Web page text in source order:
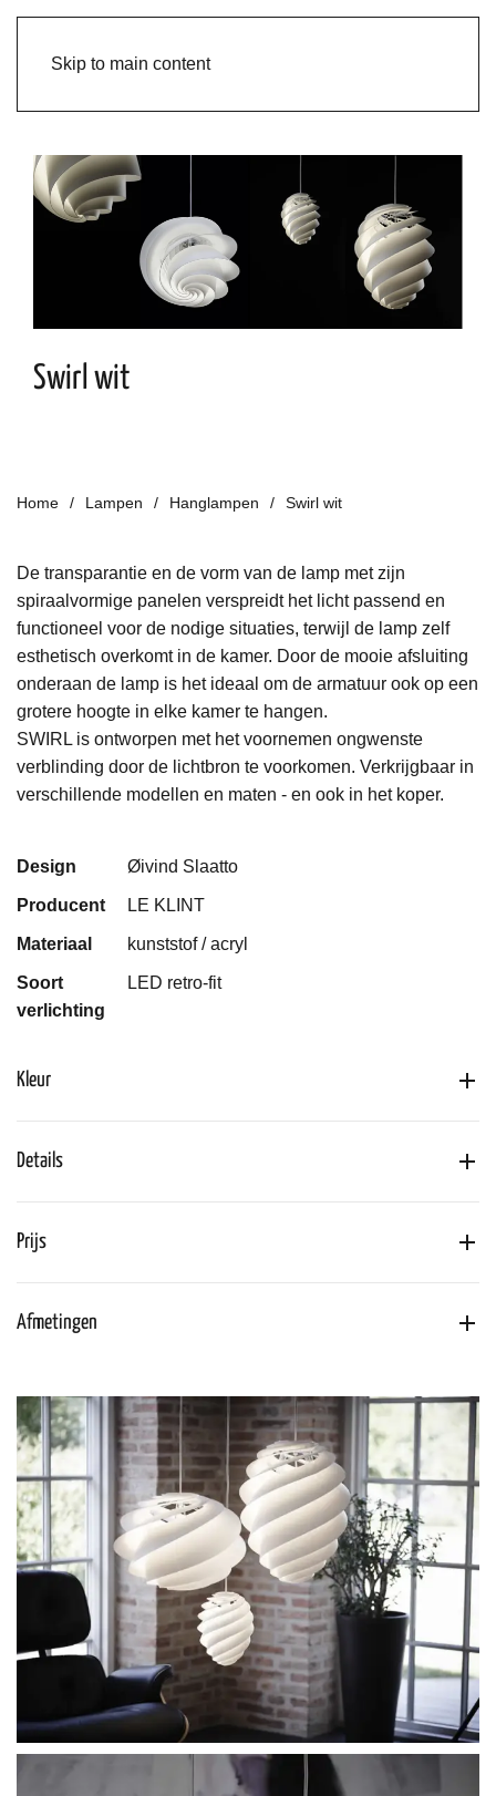
Skip to main content
Swirl wit
Home Lampen Hanglampen Swirl wit
De transparantie en de vorm van de lamp met zijn
spiraalvormige panelen verspreidt het licht passend en
functioneel voor de nodige situaties, terwijl de lamp zelf
esthetisch overkomt in de kamer. Door de mooie afsluiting
onderaan de lamp is het ideaal om de armatuur ook op een
grotere hoogte in elke kamer te hangen.
SWIRL is ontworpen met het voornemen ongwenste
verblinding door de lichtbron te voorkomen. Verkrijgbaar in
verschillende modellen en maten - en ook in het koper.
Design Øivind Slaatto
Producent LE KLINT
Materiaal kunststof / acryl
Soort
verlichting
LED retro-fit
Kleur
Details
Prijs
Afmetingen